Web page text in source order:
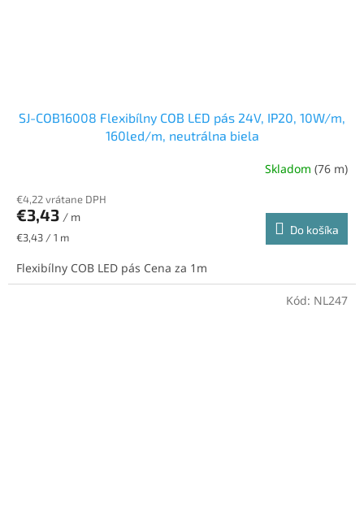
SJ-COB16008 Flexibílny COB LED pás 24V, IP20, 10W/m,
160led/m, neutrálna biela
produktu
je
5,0
5
hviezdičiek.
Skladom(76 m)
€4,22 vrátane DPH
€3,43 / m
Jednotková
€3,43 / 1 m
Do košíka
Flexibílny COB LED pás Cena za 1m
Kód: NL247